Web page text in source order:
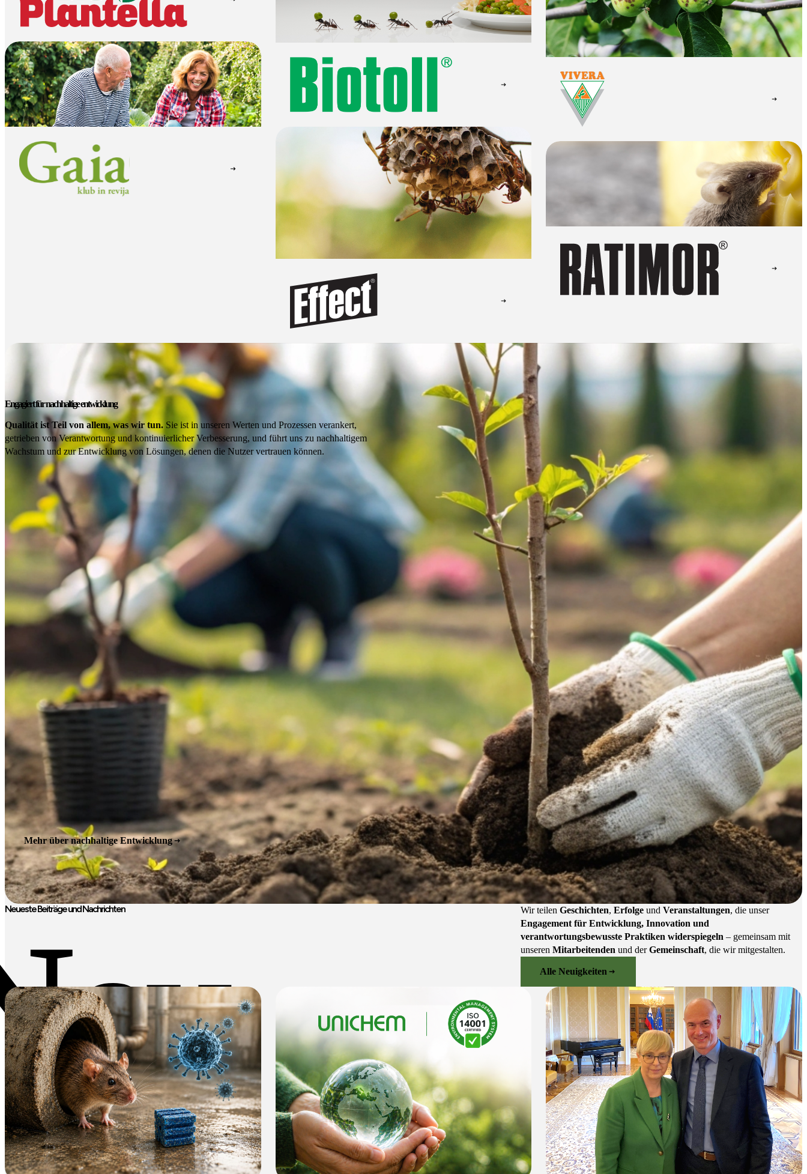
Engagiert für nachhaltige entwicklung
Qualität ist Teil von allem, was wir tun. Sie ist in unseren Werten und Prozessen verankert,
getrieben von Verantwortung und kontinuierlicher Verbesserung, und führt uns zu nachhaltigem
Wachstum und zur Entwicklung von Lösungen, denen die Nutzer vertrauen können.
Mehr über nachhaltige Entwicklung
Neueste Beiträge und Nachrichten Wir teilen Geschichten, Erfolge und Veranstaltungen, die unser
Engagement für Entwicklung, Innovation und
verantwortungsbewusste Praktiken widerspiegeln – gemeinsam mit
unseren Mitarbeitenden und derGemeinschaft, die wir mitgestalten.
Alle Neuigkeiten